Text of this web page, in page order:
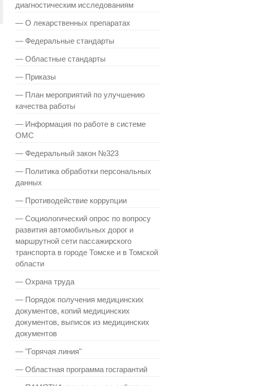
диагностическим исследованиям
— О лекарственных препаратах
— Федеральные стандарты
— Областные стандарты
— Приказы
— План мероприятий по улучшению
качества работы
— Информация по работе в системе
ОМС
— Федеральный закон №323
— Политика обработки персональных
данных
— Противодействие коррупции
— Cоциологический опрос по вопросу
развития автомобильных дорог и
маршрутной сети пассажирского
транспорта в городе Томске и в Томской
области
— Охрана труда
— Порядок получения медицинских
документов, копий медицинских
документов, выписок из медицинских
документов
— "Горячая линия"
— Областная программа госгарантий